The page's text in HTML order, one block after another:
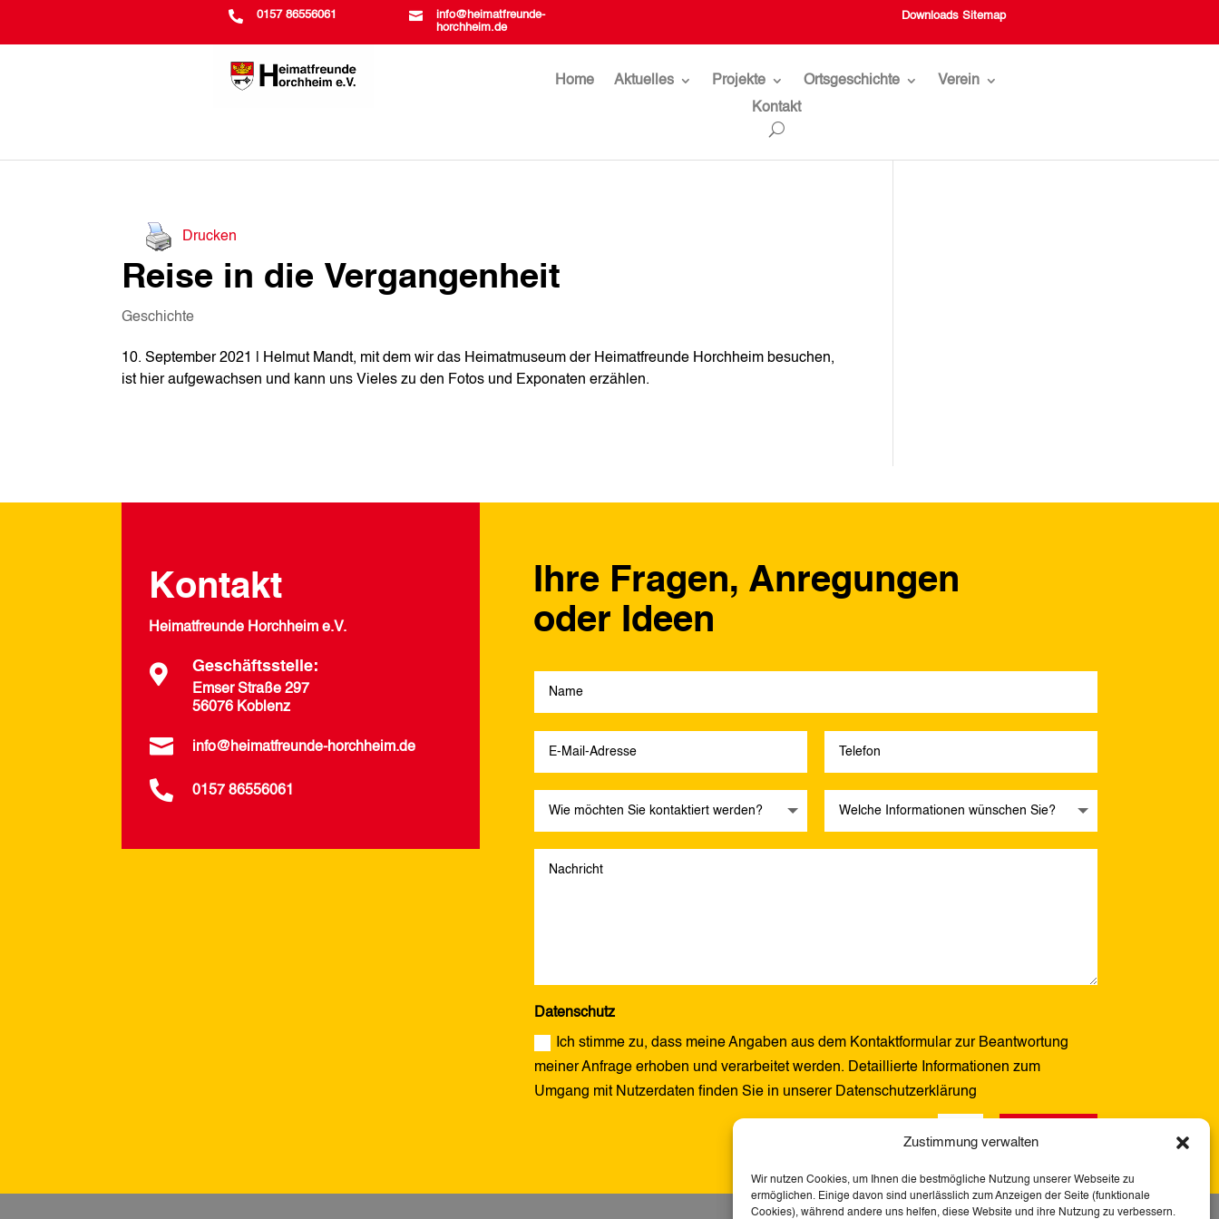
Zustimmung verwalten
Wir nutzen Cookies, um Ihnen die bestmögliche Nutzung unserer Webseite zu
ermöglichen. Einige davon sind unerlässlich zum Anzeigen der Seite (funktionale
Cookies), während andere uns helfen, diese Website und ihre Nutzung zu verbessern.
 0157 86556061 
info@heimatfreunde-
horchheim.de
Downloads Sitemap
Home Aktuelles Projekte Ortsgeschichte
Verein
Kontakt
Drucken
Reise in die Vergangenheit
Geschichte
10. September 2021 | Helmut Mandt, mit dem wir das Heimatmuseum der Heimatfreunde Horchheim besuchen,
ist hier aufgewachsen und kann uns Vieles zu den Fotos und Exponaten erzählen.
Kontakt
Heimatfreunde Horchheim e.V.
 Geschäftsstelle:
Emser Straße 297
56076 Koblenz
 info@heimatfreunde-horchheim.de
 0157 86556061
Ihre Fragen, Anregungen
oder Ideen
Datenschutz
Ich stimme zu, dass meine Angaben aus dem Kontaktformular zur Beantwortung
meiner Anfrage erhoben und verarbeitet werden. Detaillierte Informationen zum
Umgang mit Nutzerdaten finden Sie in unserer Datenschutzerklärung
5 + 11 = Senden